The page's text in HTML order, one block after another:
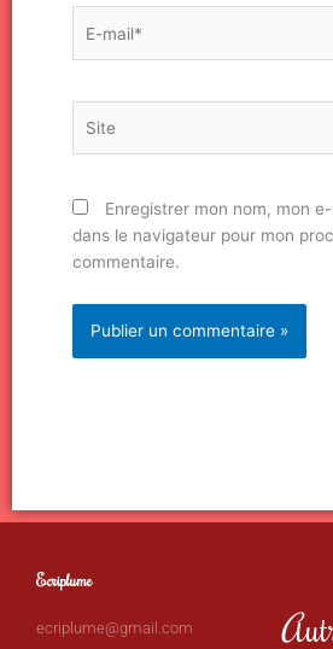
mail*
Enregistrer mon nom, mon
dans le navigateur pour mon
commentaire.
Ecriplume
ecriplume@gmail.com